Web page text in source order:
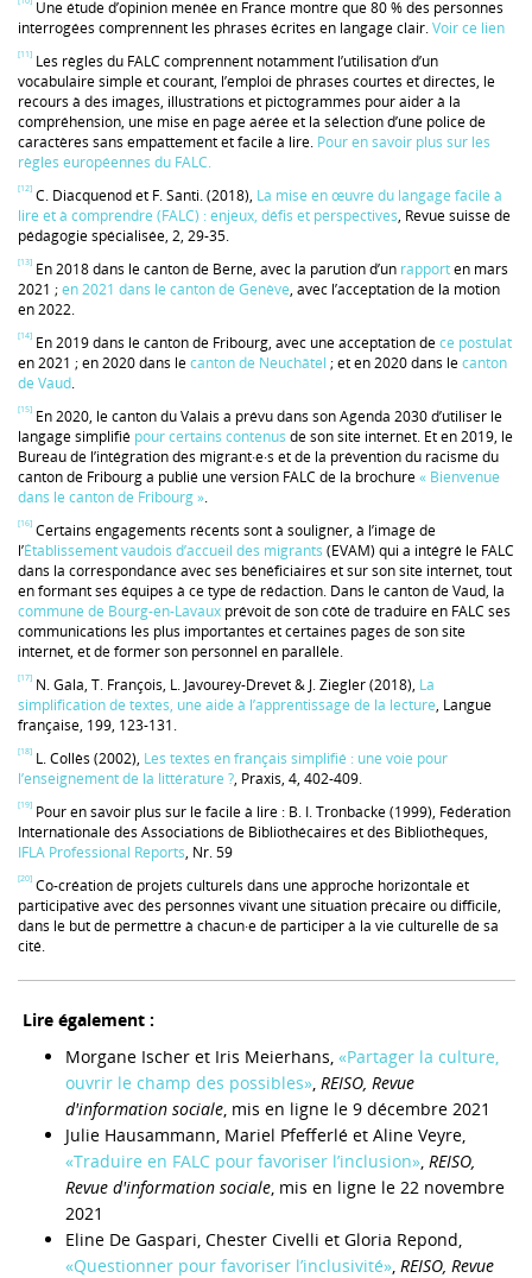
Une étude d’opinion menée en France montre que 80 % des personnes
interrogées comprennent les phrases écrites en langage clair.Voir ce lien
[11] Les règles du FALC comprennent notamment l’utilisation d’un
vocabulaire simple et courant, l’emploi de phrases courtes et directes, le
recours à des images, illustrations et pictogrammes pour aider à la
compréhension, une mise en page aérée et la sélection d’une police de
caractères sans empattement et facile à lire. Pour en savoir plus sur les
règles européennes du FALC.
[12] C. Diacquenod et F. Santi. (2018), La mise en œuvre du langage facile à
lire et à comprendre (FALC) : enjeux, défis et perspectives, Revue suisse de
pédagogie spécialisée, 2, 29-35.
[13] En 2018 dans le canton de Berne, avec la parution d’un rapporten mars
2021 ;en 2021 dans le canton de Genève, avec l’acceptation de la motion
en 2022.
[14] En 2019 dans le canton de Fribourg, avec une acceptation dece postulat
en 2021 ; en 2020 dans lecanton de Neuchâtel ; et en 2020 dans lecanton
de Vaud.
[15] En 2020, le canton du Valais a prévu dans son Agenda 2030 d’utiliser le
langage simplifié pour certains contenus de son site internet. Et en 2019, le
Bureau de l’intégration des migrant·e·s et de la prévention du racisme du
canton de Fribourg a publié une version FALC de la brochure« Bienvenue
dans le canton de Fribourg ».
[16] Certains engagements récents sont à souligner, à l’image de
l’Établissement vaudois d’accueil des migrants (EVAM) qui a intégré le FALC
dans la correspondance avec ses bénéficiaires et sur son site internet, tout
en formant ses équipes à ce type de rédaction. Dans le canton de Vaud, la
commune de Bourg-en-Lavaux prévoit de son côté de traduire en FALC ses
communications les plus importantes et certaines pages de son site
internet, et de former son personnel en parallèle.
[17] N. Gala, T. François, L. Javourey-Drevet & J. Ziegler (2018), La
simplification de textes, une aide à l’apprentissage de la lecture, Langue
française, 199, 123-131.
[18] L. Collès (2002), Les textes en français simplifié : une voie pour
l’enseignement de la littérature ?, Praxis, 4, 402-409.
[19] Pour en savoir plus sur le facile à lire : B. I. Tronbacke (1999), Fédération
Internationale des Associations de Bibliothécaires et des Bibliothèques,
IFLA Professional Reports, Nr. 59
[20] Co-création de projets culturels dans une approche horizontale et
participative avec des personnes vivant une situation précaire ou difficile,
dans le but de permettre à chacun·e de participer à la vie culturelle de sa
cité.
Lire également :
Morgane Ischer et Iris Meierhans, «Partager la culture,
ouvrir le champ des possibles», REISO, Revue
d'information sociale, mis en ligne le 9 décembre 2021
Julie Hausammann, Mariel Pfefferlé et Aline Veyre,
«Traduire en FALC pour favoriser l’inclusion», REISO,
Revue d'information sociale, mis en ligne le 22 novembre
2021
Eline De Gaspari, Chester Civelli et Gloria Repond,
«Questionner pour favoriser l’inclusivité», REISO, Revue